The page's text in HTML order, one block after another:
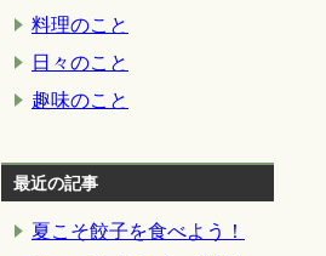
料理のこと
日々のこと
趣味のこと
最近の記事
夏こそ餃子を食べよう！